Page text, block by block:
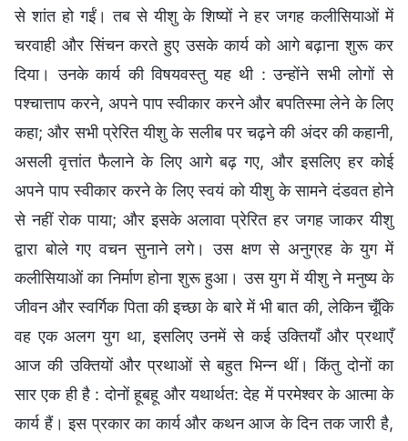
से शांत हो गईं। तब से यीशु के शिष्यों ने हर जगह कलीसियाओं में
चरवाही और सिंचन करते हुए उसके कार्य को आगे बढ़ाना शुरू कर
दिया। उनके कार्य की विषयवस्तु यह थी : उन्होंने सभी लोगों से
पश्चात्ताप करने, अपने पाप स्वीकार करने और बपतिस्मा लेने के लिए
कहा; और सभी प्रेरित यीशु के सलीब पर चढ़ने की अंदर की कहानी,
असली वृत्तांत फैलाने के लिए आगे बढ़ गए, और इसलिए हर कोई
अपने पाप स्वीकार करने के लिए स्वयं को यीशु के सामने दंडवत होने
से नहीं रोक पाया; और इसके अलावा प्रेरित हर जगह जाकर यीशु
द्वारा बोले गए वचन सुनाने लगे। उस क्षण से अनुग्रह के युग में
कलीसियाओं का निर्माण होना शुरू हुआ। उस युग में यीशु ने मनुष्य के
जीवन और स्वर्गिक पिता की इच्छा के बारे में भी बात की, लेकिन चूँकि
वह एक अलग युग था, इसलिए उनमें से कई उक्तियाँ और प्रथाएँ
आज की उक्तियों और प्रथाओं से बहुत भिन्न थीं। किंतु दोनों का
सार एक ही है : दोनों हूबहू और यथार्थत: देह में परमेश्वर के आत्मा के
कार्य हैं। इस प्रकार का कार्य और कथन आज के दिन तक जारी है,